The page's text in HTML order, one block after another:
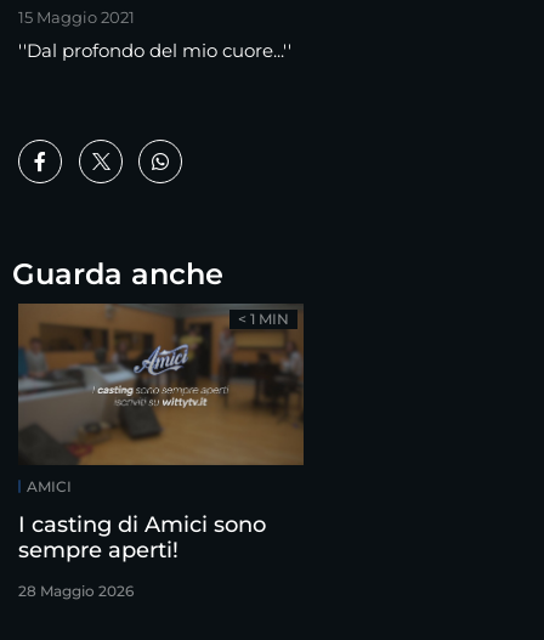
15 Maggio 2021
''Dal profondo del mio cuore...''
Guarda anche
AMICI
I casting di Amici sono
sempre aperti!
28 Maggio 2026
< 1 MIN